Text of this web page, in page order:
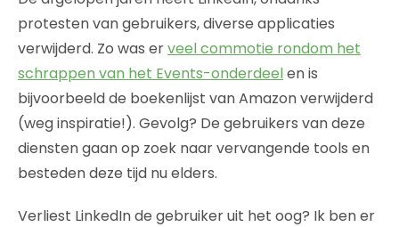
protesten van gebruikers, diverse applicaties
verwijderd. Zo was erveel commotie rondom het
schrappen van het Events-onderdeelen is
bijvoorbeeld de boekenlijst van Amazon verwijderd
(weg inspiratie!). Gevolg? De gebruikers van deze
diensten gaan op zoek naar vervangende tools en
besteden deze tijd nu elders.
Verliest LinkedIn de gebruiker uit het oog? Ik ben er